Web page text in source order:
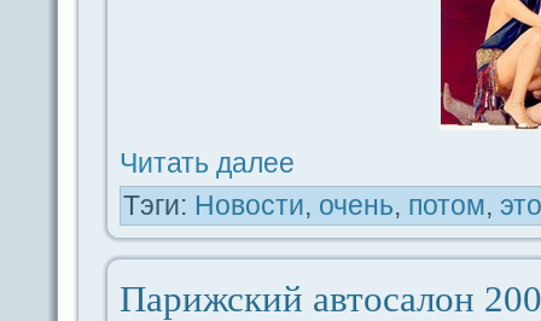
Читать дaлее
Тэги: Новости, очень, потом,
Парижский автоcaлoн